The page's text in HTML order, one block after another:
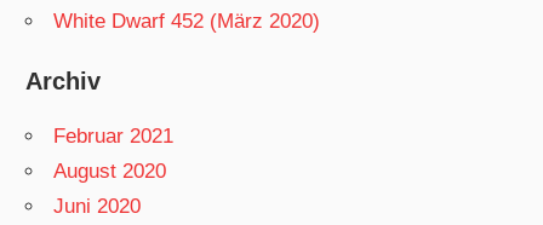
White Dwarf 452 (März 2020)
Archiv
Februar 2021
August 2020
Juni 2020